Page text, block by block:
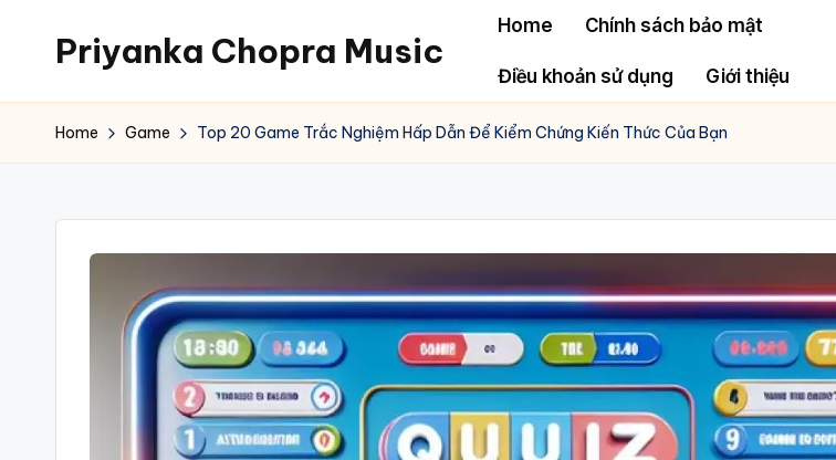
content
Priyanka Chopra Music
Home Chính sách bảo mật
Điều khoản sử dụng Giới thiệu
Home Game Top 20 Game Trắc Nghiệm Hấp Dẫn Để Kiểm Chứng Kiến Thức Của Bạn